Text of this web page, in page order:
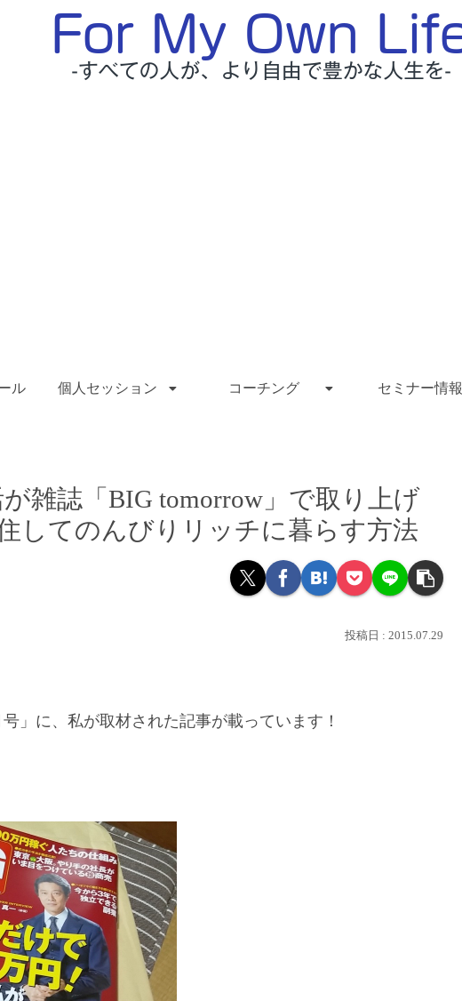
ル 個人セッション コーチング セミナー情報
雑誌「BIG tomorrow」で取り上げ
してのんびりリッチに暮らす方法
2015.07.29
号」に、私が取材された記事が載っています！